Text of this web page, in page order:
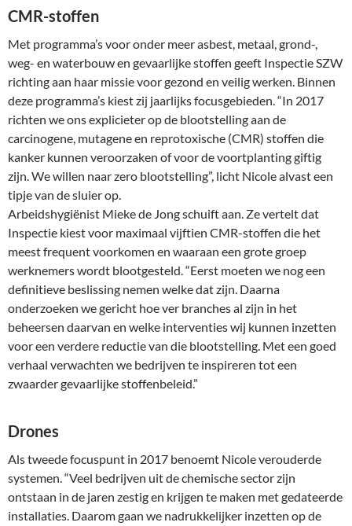
CMR-stoffen
Met programma’s voor onder meer asbest, metaal, grond-,
weg- en waterbouw en gevaarlijke stoffen geeft Inspectie SZW
richting aan haar missie voor gezond en veilig werken. Binnen
deze programma’s kiest zij jaarlijks focusgebieden. “In 2017
richten we ons explicieter op de blootstelling aan de
carcinogene, mutagene en reprotoxische (CMR) stoffen die
kanker kunnen veroorzaken of voor de voortplanting giftig
zijn. We willen naar zero blootstelling”, licht Nicole alvast een
tipje van de sluier op.
Arbeidshygiënist Mieke de Jong schuift aan. Ze vertelt dat
Inspectie kiest voor maximaal vijftien CMR-stoffen die het
meest frequent voorkomen en waaraan een grote groep
werknemers wordt blootgesteld. “Eerst moeten we nog een
definitieve beslissing nemen welke dat zijn. Daarna
onderzoeken we gericht hoe ver branches al zijn in het
beheersen daarvan en welke interventies wij kunnen inzetten
voor een verdere reductie van die blootstelling. Met een goed
verhaal verwachten we bedrijven te inspireren tot een
zwaarder gevaarlijke stoffenbeleid.”
Drones
Als tweede focuspunt in 2017 benoemt Nicole verouderde
systemen. “Veel bedrijven uit de chemische sector zijn
ontstaan in de jaren zestig en krijgen te maken met gedateerde
installaties. Daarom gaan we nadrukkelijker inzetten op de